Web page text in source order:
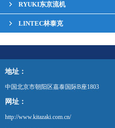
RYUKI东京流机
LINTEC林泰克
地址：
中国北京市朝阳区嘉泰国际B座1803
网址：
http://www.kitazaki.com.cn/